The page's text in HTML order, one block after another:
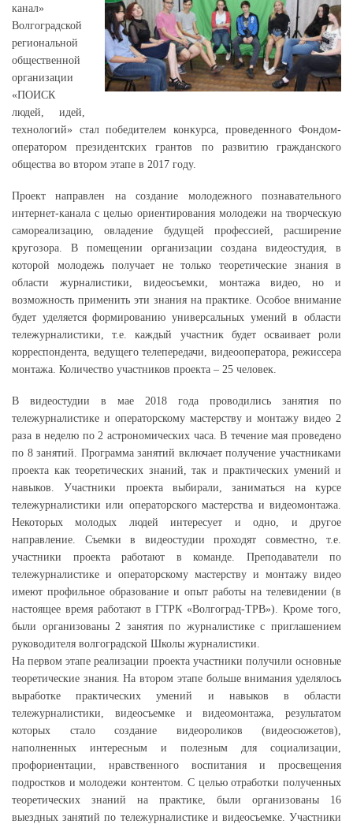
канал»
Волгоградской
региональной
общественной
организации
«ПОИСК
людей, идей,
технологий» стал победителем конкурса, проведенного Фондом-
оператором президентских грантов по развитию гражданского
общества во втором этапе в 2017 году.
Проект направлен на создание молодежного познавательного
интернет-канала с целью ориентирования молодежи на творческую
самореализацию, овладение будущей профессией, расширение
кругозора. В помещении организации создана видеостудия, в
которой молодежь получает не только теоретические знания в
области журналистики, видеосъемки, монтажа видео, но и
возможность применить эти знания на практике. Особое внимание
будет уделяется формированию универсальных умений в области
тележурналистики, т.е. каждый участник будет осваивает роли
корреспондента, ведущего телепередачи, видеооператора, режиссера
монтажа. Количество участников проекта – 25 человек.
В видеостудии в мае 2018 года проводились занятия по
тележурналистике и операторскому мастерству и монтажу видео 2
раза в неделю по 2 астрономических часа. В течение мая проведено
по 8 занятий. Программа занятий включает получение участниками
проекта как теоретических знаний, так и практических умений и
навыков. Участники проекта выбирали, заниматься на курсе
тележурналистики или операторского мастерства и видеомонтажа.
Некоторых молодых людей интересует и одно, и другое
направление. Съемки в видеостудии проходят совместно, т.е.
участники проекта работают в команде. Преподаватели по
тележурналистике и операторскому мастерству и монтажу видео
имеют профильное образование и опыт работы на телевидении (в
настоящее время работают в ГТРК «Волгоград-ТРВ»). Кроме того,
были организованы 2 занятия по журналистике с приглашением
руководителя волгоградской Школы журналистики.
На первом этапе реализации проекта участники получили основные
теоретические знания. На втором этапе больше внимания уделялось
выработке практических умений и навыков в области
тележурналистики, видеосъемке и видеомонтажа, результатом
которых стало создание видеороликов (видеосюжетов),
наполненных интересным и полезным для социализации,
профориентации, нравственного воспитания и просвещения
подростков и молодежи контентом. С целью отработки полученных
теоретических знаний на практике, были организованы 16
выездных занятий по тележурналистике и видеосъемке. Участники